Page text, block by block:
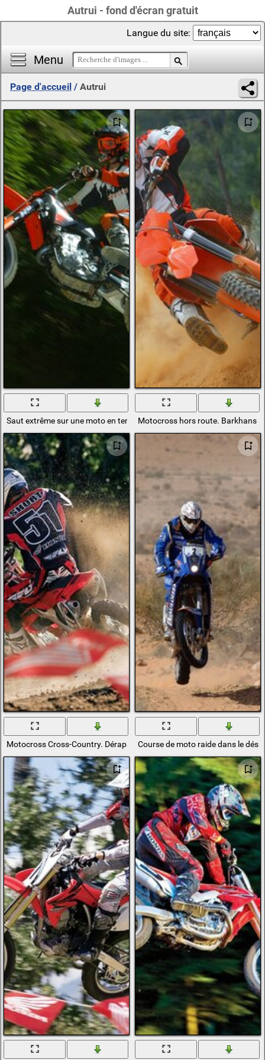
Autrui - fond d'écran gratuit
Menu
Langue du site:
Page d'accueil / Autrui
Saut extrême sur une moto en tenueMotocross hors route. Barkhans
Motocross Cross-Country. DérapageCourse de moto raide dans le